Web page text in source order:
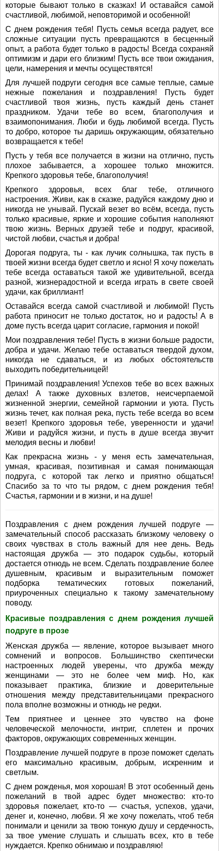
которые бывают только в сказках! И оставайся самой
счастливой, любимой, неповторимой и особенной!
С днем рождения тебя! Пусть семья всегда радует, все
сложные ситуации пусть превращаются в бесценный
опыт, а работа будет только в радость! Всегда сохраняй
оптимизм и дари его близким! Пусть все твои ожидания,
цели, намерения и мечты осуществятся!
Для лучшей подруги сегодня все самые теплые, самые
нежные пожелания и поздравления! Пусть будет
счастливой твоя жизнь, пусть каждый день станет
праздником. Удачи тебе во всем, благополучия и
взаимопонимания. Люби и будь любимой всегда. Пусть
то добро, которое ты даришь окружающим, обязательно
возвращается к тебе!
Пусть у тебя все получается в жизни на отлично, пусть
плохое забывается, а хорошее только множится.
Крепкого здоровья тебе, благополучия!
Крепкого здоровья, всех благ тебе, отличного
настроения. Живи, как в сказке, радуйся каждому дню и
никогда не унывай. Пускай везет во всём, всегда, пусть
только красивые, яркие и хорошие события наполняют
твою жизнь. Верных друзей тебе и подруг, красивой,
чистой любви, счастья и добра!
Дорогая подруга, ты - как лучик солнышка, так пусть в
твоей жизни всегда будет светло и ясно! Я хочу пожелать
тебе всегда оставаться такой же удивительной, всегда
разной, жизнерадостной и всегда играть в свете своей
удачи, как бриллиант!
Оставайся всегда самой счастливой и любимой! Пусть
работа приносит не только достаток, но и радость! А в
доме пусть всегда царит согласие, гармония и покой!
Мои поздравления тебе! Пусть в жизни больше радости,
добра и удачи. Желаю тебе оставаться твердой духом,
никогда не сдаваться, и из любых обстоятельств
выходить победительницей!
Принимай поздравления! Успехов тебе во всех важных
делах! А также духовных взлетов, неисчерпаемой
жизненной энергии, семейной гармонии и уюта. Пусть
жизнь течет, как полная река, пусть тебе всегда во всем
везет! Крепкого здоровья тебе, уверенности и удачи!
Живи и радуйся жизни, и пусть в душе всегда звучит
мелодия весны и любви!
Как прекрасна жизнь - у меня есть замечательная,
умная, красивая, позитивная и самая понимающая
подруга, с которой так легко и приятно общаться!
Спасибо за то что ты рядом, с днем рождения тебя!
Счастья, гармонии и в жизни, и на душе!
Поздравления с днем рождения лучшей подруге —
замечательный способ рассказать близкому человеку о
своих чувствах в столь важный для нее день. Ведь
настоящая дружба — это подарок судьбы, который
достается отнюдь не всем. Сделать поздравление более
душевным, красивым и выразительным поможет
подборка тематических готовых пожеланий,
приуроченных специально к такому замечательному
поводу.
Красивые поздравления с днем рождения лучшей
подруге в прозе
Женская дружба — явление, которое вызывает много
сомнений и вопросов. Большинство скептически
настроенных людей уверены, что дружба между
женщинами — это не более чем миф. Но, как
показывает практика, близкие и доверительные
отношения между представительницами прекрасного
пола вполне возможны и отнюдь не редки.
Тем приятнее и ценнее это чувство на фоне
человеческой мелочности, интриг, сплетен и прочих
факторов, окружающих современных женщин.
Поздравление лучшей подруге в прозе поможет сделать
его максимально красивым, добрым, искренним и
светлым.
С днем рожденья, моя хорошая! В этот особенный день
пожеланий в твой адрес будет множество: кто-то
здоровья пожелает, кто-то — счастья, успехов, удачи,
денег и, конечно, любви. Я же хочу пожелать, чтоб тебя
понимали и ценили за твою тонкую душу и сердечность,
за твое умение слушать и слышать всех, кто в тебе
нуждается. Крепко обнимаю и поздравляю!